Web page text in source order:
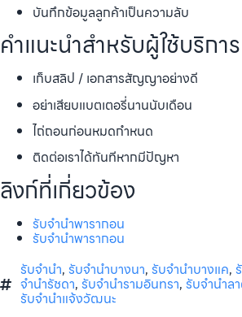
บันทึกข้อมูลลูกค้าเป็นความลับ
คำแนะนำสำหรับผู้ใช้บริการ
เก็บสลิป / เอกสารสัญญาอย่างดี
อย่าเสียบแบตเตอรี่นานนับเดือน
ไถ่ถอนก่อนหมดกำหนด
ติดต่อเราได้ทันทีหากมีปัญหา
ลิงก์ที่เกี่ยวข้อง
รับจำนำพารากอน
รับจำนำพารากอน
รับจำนำ, รับจำนำบางนา, รับจำนำบางแค,
จำนำรัชดา, รับจำนำรามอินทรา, รับจำนำล
รับจำนำแจ้งวัฒนะ